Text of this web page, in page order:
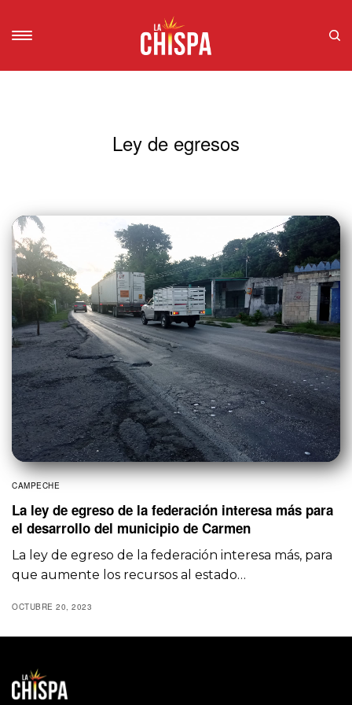
Ley de egresos
CAMPECHE
La ley de egreso de la federación interesa más para
el desarrollo del municipio de Carmen
La ley de egreso de la federación interesa más, para
que aumente los recursos al estado…
OCTUBRE 20, 2023